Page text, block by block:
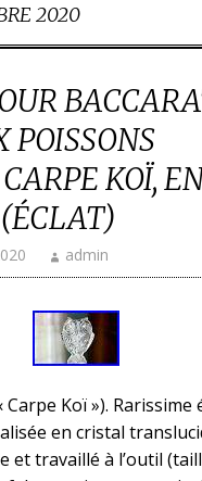
2020
POISSONS
KOÏ,
admin
Koï »). Rarissime
en cristal
et travaillé à l’outil